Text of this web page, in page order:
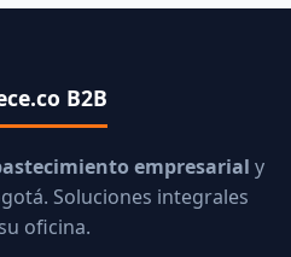
B2B
empresarial y
Soluciones integrales
oficina.